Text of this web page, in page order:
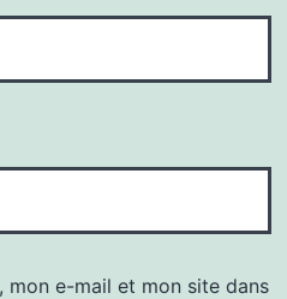
mon e-mail et mon site dans